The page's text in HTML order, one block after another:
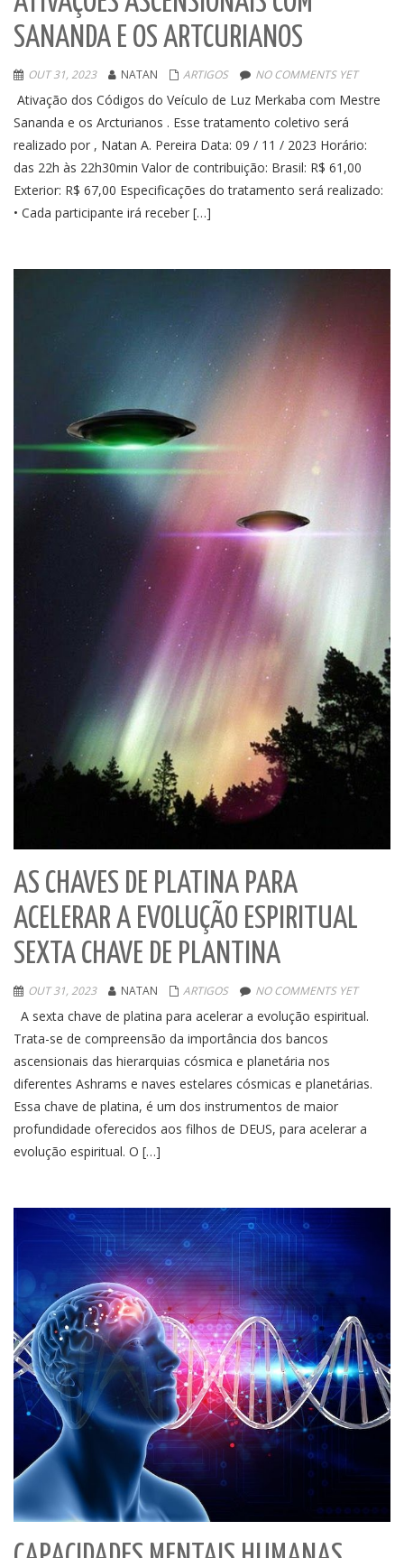
SANANDA E OS ARTCURIANOS
OUT 31, 2023 NATAN ARTIGOS NO COMMENTS YET
Ativação dos Códigos do Veículo de Luz Merkaba com Mestre
Sananda e os Arcturianos . Esse tratamento coletivo será
realizado por , Natan A. Pereira Data: 09 / 11 / 2023 Horário:
das 22h às 22h30min Valor de contribuição: Brasil: R$ 61,00
Exterior: R$ 67,00 Especificações do tratamento será realizado:
• Cada participante irá receber […]
AS CHAVES DE PLATINA PARA
ACELERAR A EVOLUÇÃO ESPIRITUAL
SEXTA CHAVE DE PLANTINA
OUT 31, 2023 NATAN ARTIGOS NO COMMENTS YET
A sexta chave de platina para acelerar a evolução espiritual.
Trata-se de compreensão da importância dos bancos
ascensionais das hierarquias cósmica e planetária nos
diferentes Ashrams e naves estelares cósmicas e planetárias.
Essa chave de platina, é um dos instrumentos de maior
profundidade oferecidos aos filhos de DEUS, para acelerar a
evolução espiritual. O […]